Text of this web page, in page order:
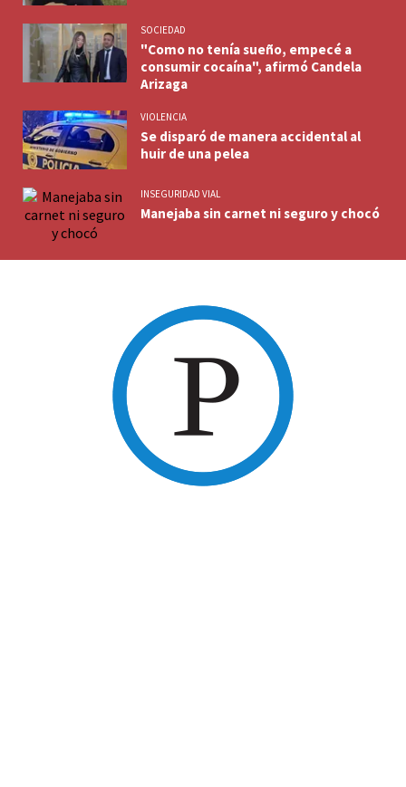
SOCIEDAD
"Como no tenía sueño, empecé a
consumir cocaína", afirmó Candela
Arizaga
VIOLENCIA
Se disparó de manera accidental al
huir de una pelea
INSEGURIDAD VIAL
Manejaba sin carnet ni seguro y chocó